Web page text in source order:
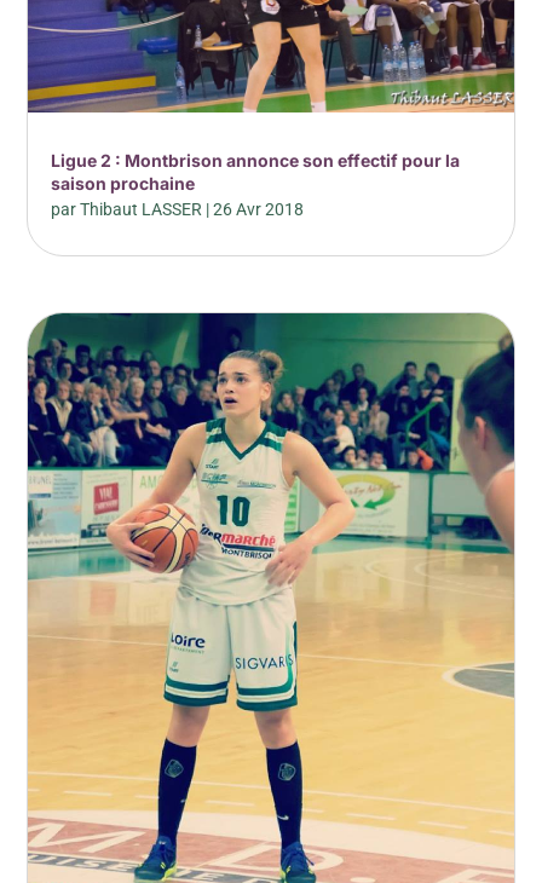
Ligue 2 : Montbrison annonce son effectif pour la
saison prochaine
parThibaut LASSER |26 Avr 2018